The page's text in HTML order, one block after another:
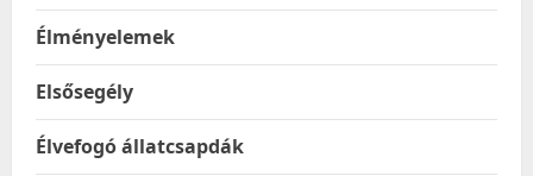
Élményelemek
Elsősegély
Élvefogó állatcsapdák